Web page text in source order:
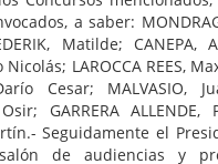
a saber:
Matilde; CANEPA,
Nicolás; LAROCCA REES,
Cesar; MALVASIO,
GARRERA
Seguidamente el
de audiencias y